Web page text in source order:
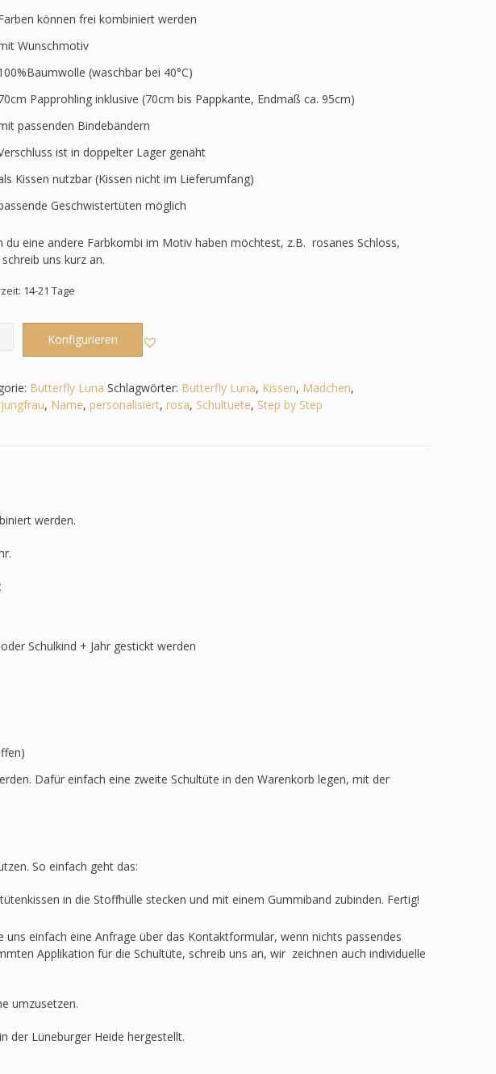
können frei kombiniert werden
Wunschmotiv
(waschbar bei 40°C)
Papprohling inklusive (70cm bis Pappkante, Endmaß ca. 95cm)
passenden Bindebändern
ist in doppelter Lager genäht
Kissen nutzbar (Kissen nicht im Lieferumfang)
Geschwistertüten möglich
du eine andere Farbkombi im Motiv haben möchtest, z.B. rosanes Schloss,
uns kurz an.
14-21 Tage
Konfigurieren
Butterfly Luna Schlagwörter: Butterfly Luna, Kissen, Mädchen,
, Name, personalisiert, rosa, Schultuete, Step by Step
werden.
Schulkind + Jahr gestickt werden
Dafür einfach eine zweite Schultüte in den Warenkorb legen, mit der
So einfach geht das:
in die Stoffhülle stecken und mit einem Gummiband zubinden. Fertig!
einfach eine Anfrage über das Kontaktformular, wenn nichts passendes
Applikation für die Schultüte, schreib uns an, wir zeichnen auch individuelle
umzusetzen.
der Lüneburger Heide hergestellt.